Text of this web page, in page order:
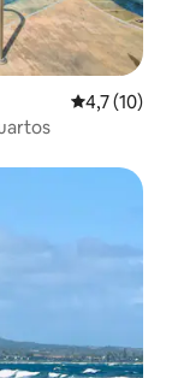
4,7 de uma
4,7 (10)